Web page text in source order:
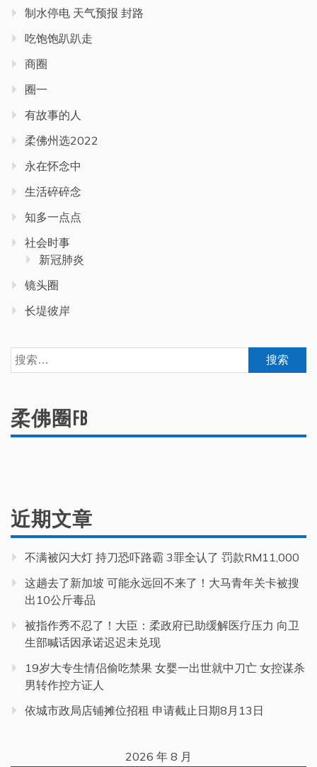
制水停电 天气预报 封路
吃饱饱趴趴走
商圈
圈一
有故事的人
柔佛州选2022
永在怀念中
生活碎碎念
知多一点点
社会时事
新冠肺炎
镜头圈
长堤彼岸
搜
索：
柔佛圈FB
近期文章
不满被闪大灯 持刀恐吓路霸 3罪全认了 罚款RM11,000
这趟去了新加坡 可能永远回不来了！大马青年关卡被搜
出10公斤毒品
被指作秀不忍了！大臣：柔政府已助缓解医疗压力 向卫
生部喊话因承诺迟迟未兑现
19岁大专生情侣偷吃禁果 女婴一出世就中刀亡 女控谋杀
男转作控方证人
依城市政局店铺摊位招租 申请截止日期8月13日
2026 年 8 月